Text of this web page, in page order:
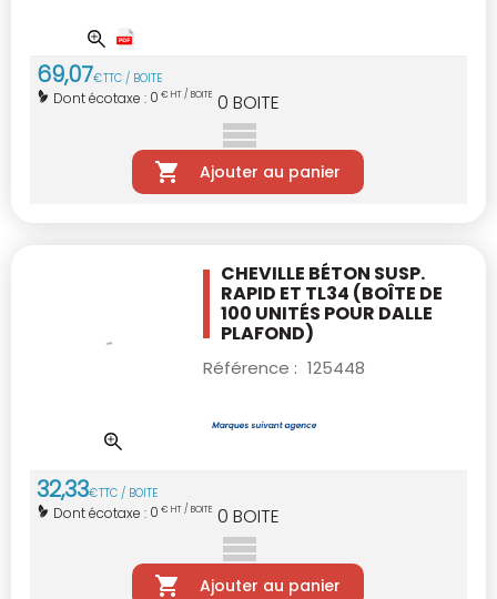
69,07€TTC / BOITE
Dont écotaxe : 0 € HT / BOITE 0 BOITE
Ajouter au panier
CHEVILLE BÉTON SUSP.
RAPID ET TL34 (BOÎTE DE
100 UNITÉS POUR DALLE
PLAFOND)
Référence : 125448
32,33€TTC / BOITE
Dont écotaxe : 0 € HT / BOITE 0 BOITE
Ajouter au panier